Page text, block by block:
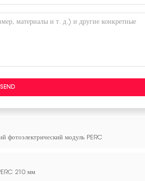
SEND
фотоэлектрический модуль PERC
210 мм